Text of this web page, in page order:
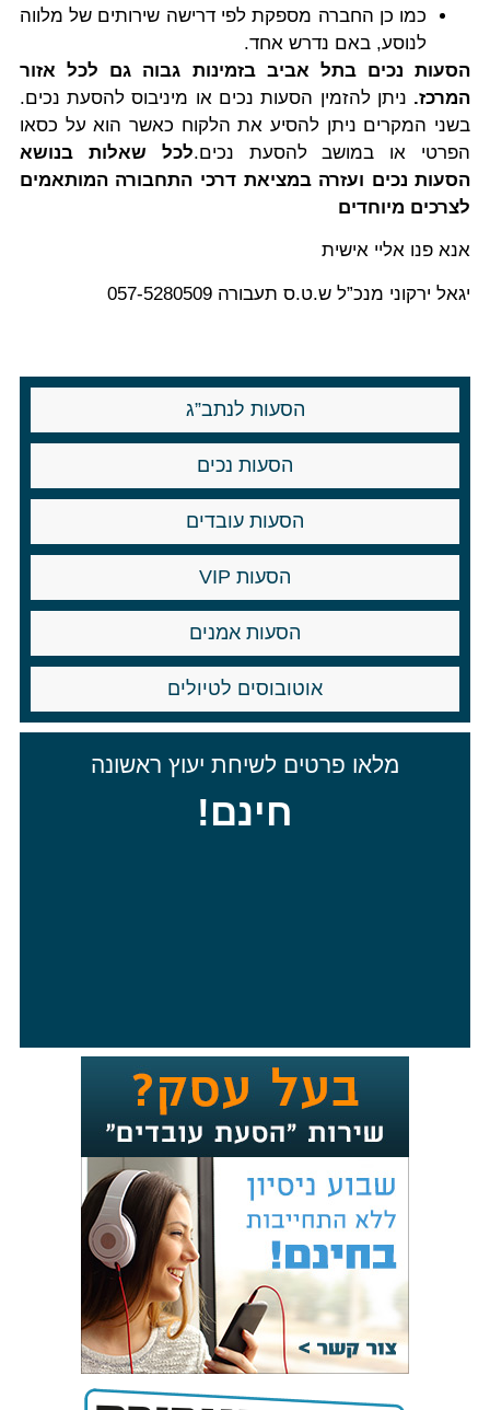
כמו כן החברה מספקת לפי דרישה שירותים של מלווה
לנוסע, באם נדרש אחד.
הסעות נכים בתל אביב בזמינות גבוה גם לכל אזור
המרכז. ניתן להזמין הסעות נכים או מיניבוס להסעת נכים.
בשני המקרים ניתן להסיע את הלקוח כאשר הוא על כסאו
הפרטי או במושב להסעת נכים.לכל שאלות בנושא
הסעות נכים ועזרה במציאת דרכי התחבורה המותאמים
לצרכים מיוחדים
אנא פנו אליי אישית
יגאל ירקוני מנכ”ל ש.ט.ס תעבורה 057-5280509
הסעות לנתב”ג
הסעות נכים
הסעות עובדים
הסעות VIP
הסעות אמנים
אוטובוסים לטיולים
מלאו פרטים לשיחת יעוץ ראשונה
חינם!